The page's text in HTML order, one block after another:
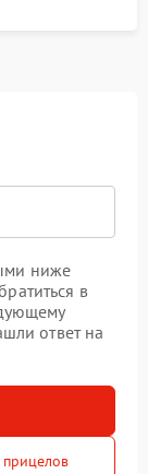
ниже
в
ответ на